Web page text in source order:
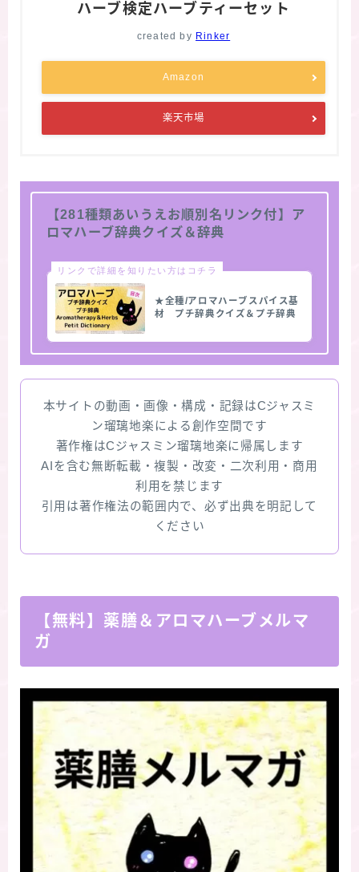
ハーブ検定ハーブティーセット
created by Rinker
Amazon
楽天市場
【281種類あいうえお順別名リンク付】ア
ロマハーブ辞典クイズ＆辞典
リンクで詳細を知りたい方はコチラ
★全種/アロマハーブスパイス基
材 プチ辞典クイズ＆プチ辞典
本サイトの動画・画像・構成・記録はCジャスミ
ン瑠璃地楽による創作空間です
著作権はCジャスミン瑠璃地楽に帰属します
AIを含む無断転載・複製・改変・二次利用・商用
利用を禁じます
引用は著作権法の範囲内で、必ず出典を明記して
ください
【無料】薬膳＆アロマハーブメルマ
ガ